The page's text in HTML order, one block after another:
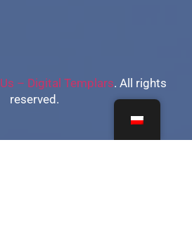
Us – Digital Templars. All rights
reserved.